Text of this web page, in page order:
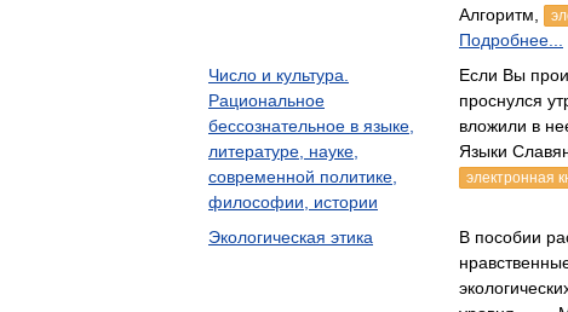
Алгоритм,
Подробнее...
Число и культура.
Рациональное
бессознательное в языке,
литературе, науке,
современной политике,
философии, истории
Если Вы
проснулся
вложили в
Языки
электронная
Экологическая этика
В пособии